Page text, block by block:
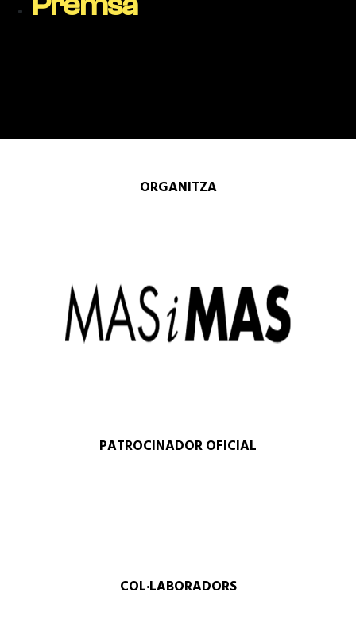
ORGANITZA
PATROCINADOR OFICIAL
COL·LABORADORS